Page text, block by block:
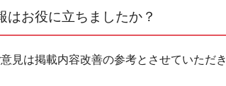
はお役に立ちましたか？
見は掲載内容改善の参考とさせていただき